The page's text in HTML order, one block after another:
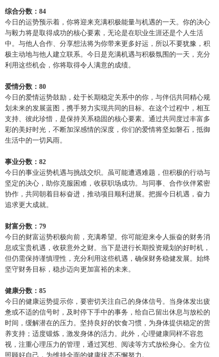
综合分数：84
今日的运势预示着，你将迎来充满积极能量与机遇的一天。你的决心
与毅力将是取得成功的核心要素，无论是在职业生涯还是个人生活
中。与他人合作、分享想法将为你带来更多好运，所以不要犹豫，积
极主动地与他人建立联系。今日是充满机遇与积极氛围的一天，充分
利用这些机会，你将取得令人满意的成绩。
爱情分数：80
今日的爱情运势鼓励，处于长期稳定关系中的你，与伴侣共同精心规
划未来的发展蓝图，携手努力实现共同的目标。在这个过程中，相互
支持、彼此珍惜，是保持关系稳固的核心要素。通过共同度过丰富多
彩的美好时光，不断加深感情的深度，你们的爱情将坚如磐石，抵御
生活中的一切风雨。
事业分数：82
今日的事业运势机遇与挑战交织。虽可能遭遇难题，但积极的行动与
坚定的决心，助你克服困难，收获职场成功。与同事、合作伙伴紧密
协作，共同朝着目标奋进，推动项目顺利进展。把握今日机遇，奋力
追求更大成就。
财富分数：79
今日的财富运势积极向前，充满希望。你可能迎来令人振奋的财务消
息或宝贵机遇，收获意外之财。当下是进行长期投资规划的好时机，
但仍需保持谨慎理性，充分利用这些机遇，确保财务稳健发展。始终
坚守财务目标，稳步迈向更加富裕的未来。
健康分数：85
今日的健康运势提示你，要密切关注自己的身体信号。当身体发出疲
惫或不适的信号时，及时停下手中的事务，给自己留出休息与放松的
时间，缓解潜在的压力。坚持良好的饮食习惯，为身体提供稳定的营
养支持；适度锻炼，激发身体的活力。此外，心理健康同样不容忽
视，注重心理压力的管理，通过冥想、阅读等方式放松身心。全方位
照顾好自己，为维持全面的健康状态不懈努力。